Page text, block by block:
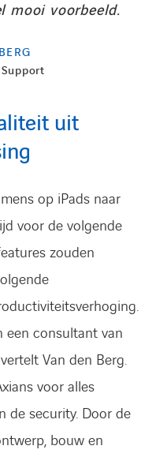
mooi voorbeeld.
uit
op iPads naar
voor de volgende
zouden
een consultant van
Van den Berg.
voor alles
de security. Door de
bouw en